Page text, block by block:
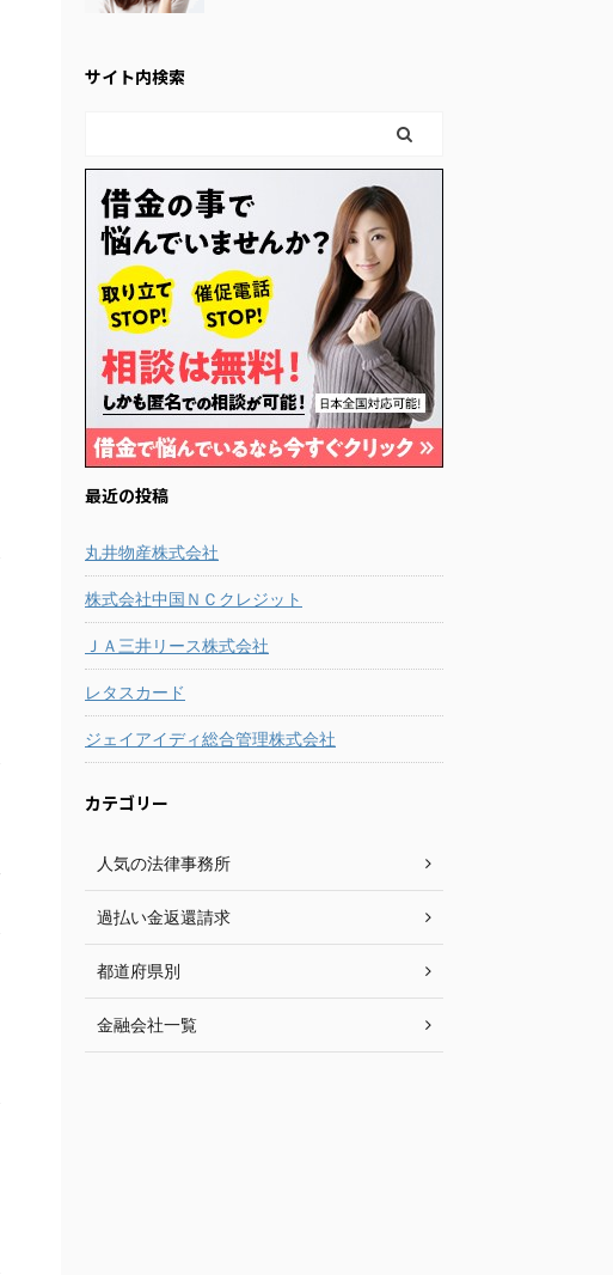
サイト内検索
最近の投稿
丸井物産株式会社
株式会社中国ＮＣクレジット
ＪＡ三井リース株式会社
レタスカード
ジェイアイディ総合管理株式会社
カテゴリー
人気の法律事務所
過払い金返還請求
都道府県別
金融会社一覧